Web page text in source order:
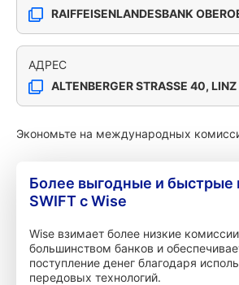
RAIFFEISENLANDESBANK
АДРЕС
ALTENBERGER STRASSE 40, LINZ
Экономьте на международных
Более выгодные и быстрые
SWIFT с Wise
Wise взимает более низкие
большинством банков и
поступление денег благодаря
передовых технологий.